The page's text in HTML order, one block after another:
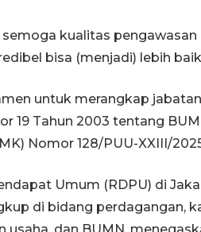
semoga kualitas
bisa (menjadi) lebih
untuk merangkap
19 Tahun 2003 tentang
Nomor 128/PUU-XXIII/
Umum (RDPU) di
di bidang perdagangan,
usaha, dan BUMN,